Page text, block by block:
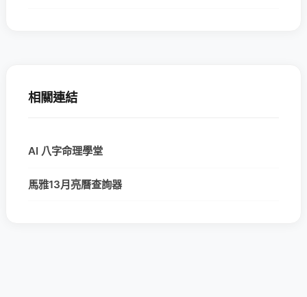
相關連結
AI 八字命理學堂
馬雅13月亮曆查詢器